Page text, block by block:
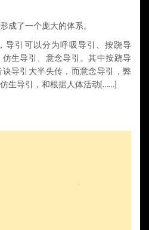
成了一个庞大的体系。
导引可以分为呼吸导引、按跷导
生导引、意念导引。其中按跷导
导引大半失传，而意念导引，弊
生导引，和根据人体活动[……]